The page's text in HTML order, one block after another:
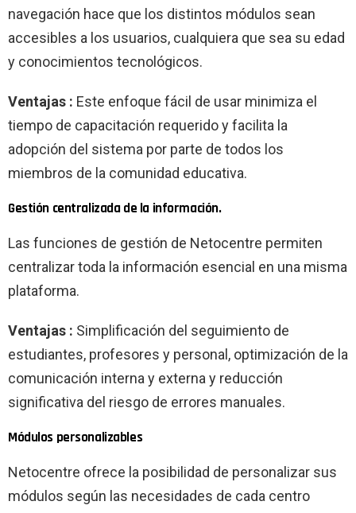
navegación hace que los distintos módulos sean
accesibles a los usuarios, cualquiera que sea su edad
y conocimientos tecnológicos.
Ventajas : Este enfoque fácil de usar minimiza el
tiempo de capacitación requerido y facilita la
adopción del sistema por parte de todos los
miembros de la comunidad educativa.
Gestión centralizada de la información.
Las funciones de gestión de Netocentre permiten
centralizar toda la información esencial en una misma
plataforma.
Ventajas : Simplificación del seguimiento de
estudiantes, profesores y personal, optimización de la
comunicación interna y externa y reducción
significativa del riesgo de errores manuales.
Módulos personalizables
Netocentre ofrece la posibilidad de personalizar sus
módulos según las necesidades de cada centro